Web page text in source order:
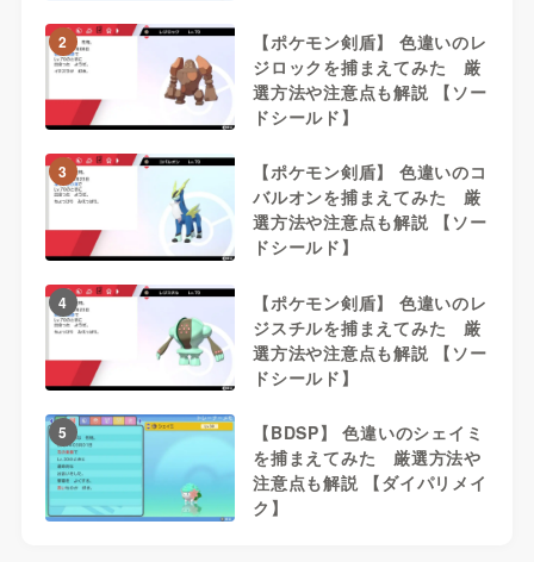
2
【ポケモン剣盾】 色違いのレ
ジロックを捕まえてみた 厳
選方法や注意点も解説 【ソー
ドシールド】
3
【ポケモン剣盾】 色違いのコ
バルオンを捕まえてみた 厳
選方法や注意点も解説 【ソー
ドシールド】
4
【ポケモン剣盾】 色違いのレ
ジスチルを捕まえてみた 厳
選方法や注意点も解説 【ソー
ドシールド】
5
【BDSP】 色違いのシェイミ
を捕まえてみた 厳選方法や
注意点も解説 【ダイパリメイ
ク】